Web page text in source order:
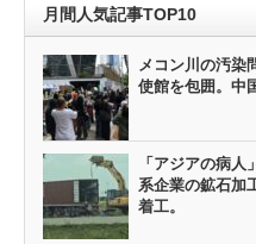
月間人気記事TOP10
メコン川の汚染
使館を包囲。中
「アジアの病
系企業の鉱石加
着工。